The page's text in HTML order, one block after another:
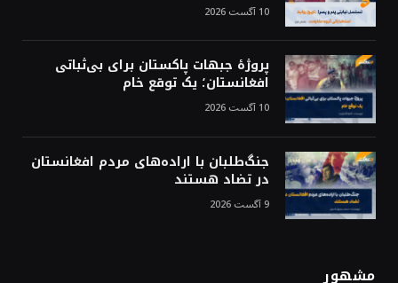
10 آگست 2026
پروژهٔ جبهات پاکستان برای بی‌ثباتی
افغانستان؛ یک توقع خام
10 آگست 2026
جنگ‌طلبان با اراده‌های مردم افغانستان
در تضاد هستند
9 آگست 2026
مشهور